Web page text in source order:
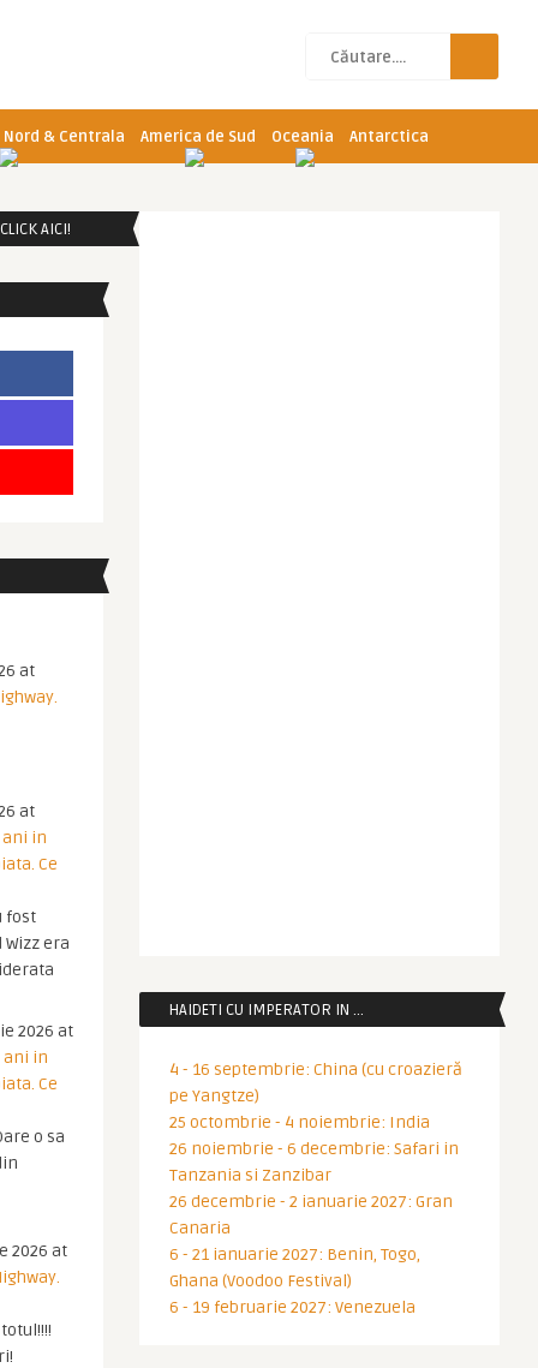
& Centrala America de Sud Oceania Antarctica
AICI!
at
at
ani in
Ce
fost
era
2026 at
ani in
Ce
o sa
2026 at
HAIDETI CU IMPERATOR IN …
4 - 16 septembrie: China (cu croazieră
pe Yangtze)
25 octombrie - 4 noiembrie: India
26 noiembrie - 6 decembrie: Safari in
Tanzania si Zanzibar
26 decembrie - 2 ianuarie 2027: Gran
Canaria
6 - 21 ianuarie 2027: Benin, Togo,
Ghana (Voodoo Festival)
6 - 19 februarie 2027: Venezuela